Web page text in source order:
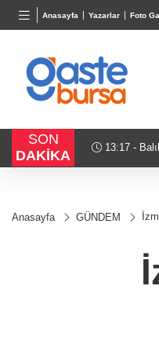
Anasayfa Yazarlar Foto
BGN
27,9743 %-0,22
SON
DAKİKA
13:17 -
Anasayfa GÜNDEM